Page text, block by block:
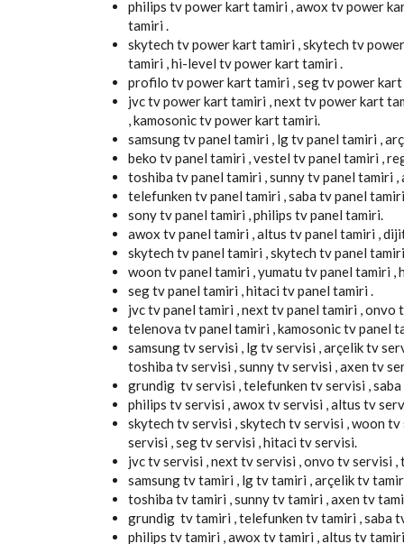
philips tv power kart tamiri , awox tv power
tamiri .
skytech tv power kart tamiri , skytech tv
tamiri , hi-level tv power kart tamiri .
profilo tv power kart tamiri , seg tv power
jvc tv power kart tamiri , next tv power kart
, kamosonic tv power kart tamiri.
samsung tv panel tamiri , lg tv panel tamiri ,
beko tv panel tamiri , vestel tv panel tamiri ,
toshiba tv panel tamiri , sunny tv panel tamiri
telefunken tv panel tamiri , saba tv panel
sony tv panel tamiri , philips tv panel tamiri.
awox tv panel tamiri , altus tv panel tamiri ,
skytech tv panel tamiri , skytech tv panel
woon tv panel tamiri , yumatu tv panel tamiri
seg tv panel tamiri , hitaci tv panel tamiri .
jvc tv panel tamiri , next tv panel tamiri , onvo
telenova tv panel tamiri , kamosonic tv panel
samsung tv servisi , lg tv servisi , arçelik tv
toshiba tv servisi , sunny tv servisi , axen tv
grundig tv servisi , telefunken tv servisi ,
philips tv servisi , awox tv servisi , altus tv
skytech tv servisi , skytech tv servisi , woon
servisi , seg tv servisi , hitaci tv servisi.
jvc tv servisi , next tv servisi , onvo tv servisi
samsung tv tamiri , lg tv tamiri , arçelik tv
toshiba tv tamiri , sunny tv tamiri , axen tv
grundig tv tamiri , telefunken tv tamiri , saba
philips tv tamiri , awox tv tamiri , altus tv